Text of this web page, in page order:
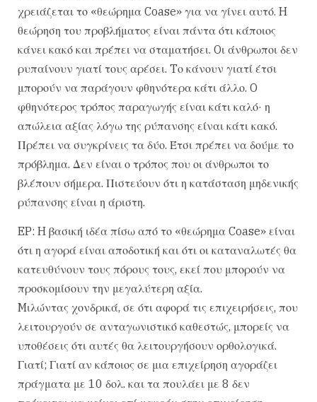
χρειάζεται το «θεώρημα Coase» για να γίνει αυτό. H
θεώρηση του προβλήματος είναι πάντα ότι κάποιος
κάνει κακό και πρέπει να σταματήσει. Oι άνθρωποι δεν
ρυπαίνουν γιατί τους αρέσει. Tο κάνουν γιατί έτσι
μπορούν να παράγουν φθηνότερα κάτι άλλο. O
φθηνότερος τρόπος παραγωγής είναι κάτι καλό· η
απώλεια αξίας λόγω της ρύπανσης είναι κάτι κακό.
Πρέπει να συγκρίνεις τα δύο. Έτσι πρέπει να δούμε το
πρόβλημα. Δεν είναι ο τρόπος που οι άνθρωποι το
βλέπουν σήμερα. Πιστεύουν ότι η κατάσταση μηδενικής
ρύπανσης είναι η άριστη.
EP: H βασική ιδέα πίσω από το «θεώρημα Coase» είναι
ότι η αγορά είναι αποδοτική και ότι οι καταναλωτές θα
κατευθύνουν τους πόρους τους, εκεί που μπορούν να
προσκομίσουν την μεγαλύτερη αξία.
Mιλώντας χονδρικά, σε ότι αφορά τις επιχειρήσεις, που
λειτουργούν σε ανταγωνιστικό καθεστώς, μπορείς να
υποθέσεις ότι αυτές θα λειτουργήσουν ορθολογικά.
Γιατί; Γιατί αν κάποιος σε μια επιχείρηση αγοράζει
πράγματα με 10 δολ. και τα πουλάει με 8 δεν